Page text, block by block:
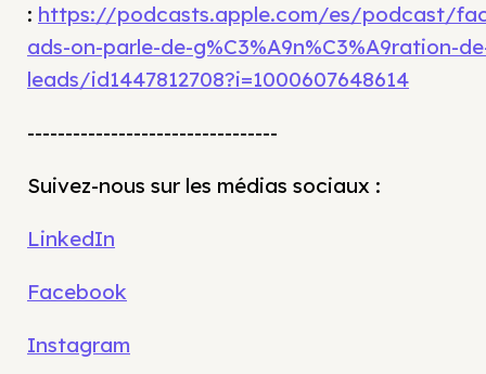
: https://podcasts.apple.com/es/podcast/
ads-on-parle-de-g%C3%A9n%C3%A9ration-
leads/id1447812708?i=1000607648614
---------------------------------
Suivez-nous sur les médias sociaux :
LinkedIn
Facebook
Instagram